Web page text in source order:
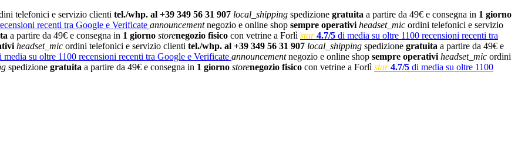
telefonici e servizio clienti tel./whp. al +39 349 56 31 907 local_shipping spedizione gratuita a partire da 49€ e consegna in 1 giorno
recenti tra Google e Verificate announcementnegozio e online shop sempre operativi headset_mic ordini telefonici e servizio
a partire da 49€ e consegna in 1 giorno storenegozio fisico con vetrine a Forlì star 4.7/5 di media su oltre 1100 recensioni recenti tra
headset_mic ordini telefonici e servizio clienti tel./whp. al +39 349 56 31 907 local_shipping spedizione gratuita a partire da 49€ e
media su oltre 1100 recensioni recenti tra Google e Verificate announcementnegozio e online shop sempre operativi headset_mic ordini
spedizione gratuita a partire da 49€ e consegna in 1 giorno storenegozio fisico con vetrine a Forlì star 4.7/5 di media su oltre 1100